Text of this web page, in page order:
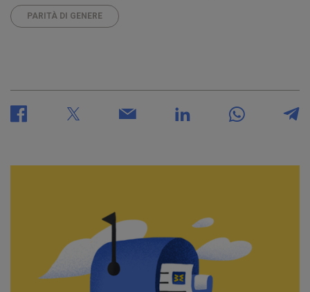
PARITÀ DI GENERE